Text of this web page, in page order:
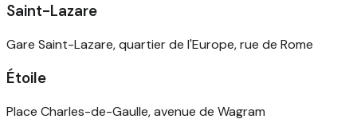
Saint-Lazare
Gare Saint-Lazare, quartier de l'Europe, rue de Rome
Étoile
Place Charles-de-Gaulle, avenue de Wagram